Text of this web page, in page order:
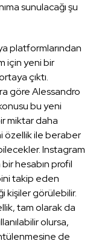
sunulacağı şu
platformlarından
için yeni bir
çıktı.
göre Alessandro
bu yeni
miktar daha
özellik ile beraber
Instagram
bir hesabın profil
takip eden
kişiler görülebilir.
tam olarak da
olursa,
de